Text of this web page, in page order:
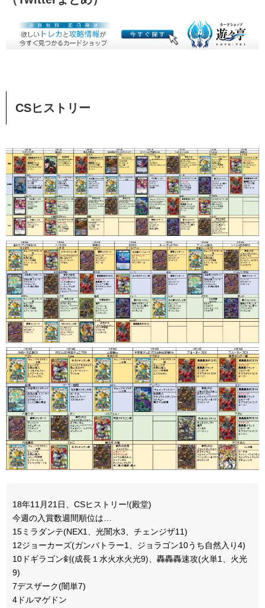
CSヒストリー
18年11月21日、CSヒストリー!(殿堂)
今週の入賞数週間順位は…
15ミラダンテ(NEX1、光闇水3、チェンジザ11)
12ジョーカーズ(ガンバトラー1、ジョラゴン10うち自然入り4)
10ドギラゴン剣(成長１水火水火光9)、轟轟轟速攻(火単1、火光
9)
7デスザーク(闇単7)
4ドルマゲドン